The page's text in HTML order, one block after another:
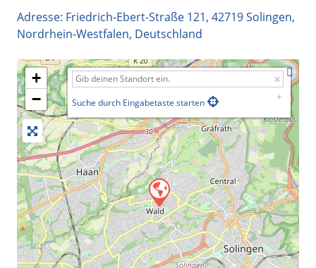
Adresse: Friedrich-Ebert-Straße 121, 42719Solingen,
Nordrhein-Westfalen, Deutschland
+
−
Suche durch Eingabetaste starten